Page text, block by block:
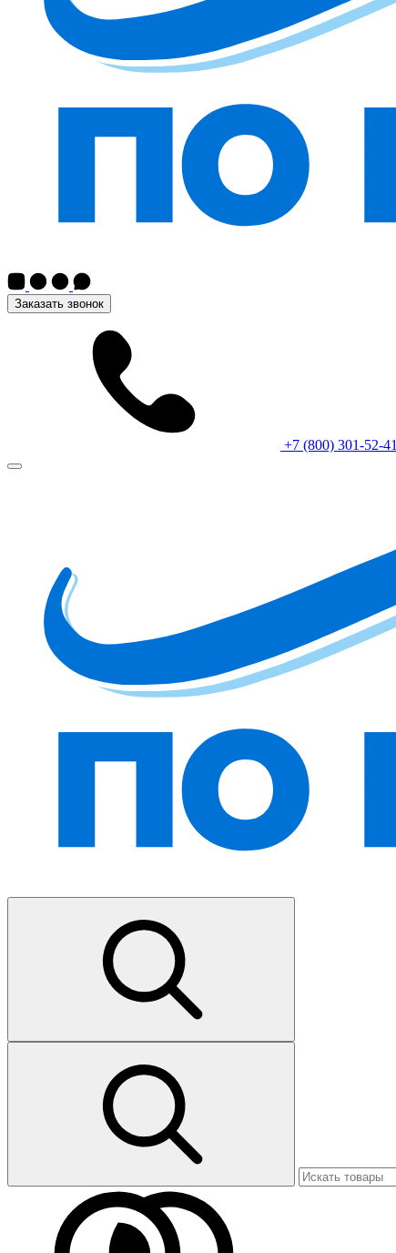
Заказать звонок
+7 (800) 301-52-41